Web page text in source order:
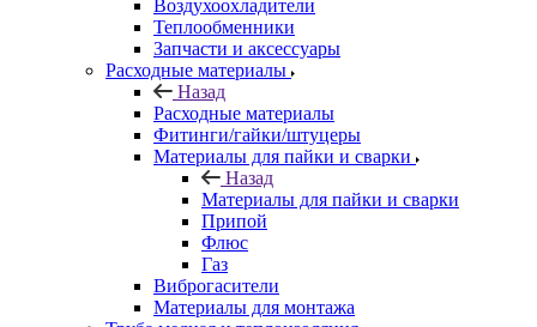
Воздухоохладители
Теплообменники
Запчасти и аксессуары
Расходные материалы
Назад
Расходные материалы
Фитинги/гайки/штуцеры
Материалы для пайки и сварки
Назад
Материалы для пайки и сварки
Припой
Флюс
Газ
Виброгасители
Материалы для монтажа